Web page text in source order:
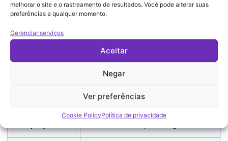
melhorar o site e o rastreamento de resultados. Você pode alterar suas
preferências a qualquer momento.
Gerenciar serviços
Aceitar
Negar
Ver preferências
Cookie PolicyPolítica de privacidade
cotidiano escolar:
Área de
Foco da Ação Docente
Otimização do tempo e diversificação de
Personalização de atividades para